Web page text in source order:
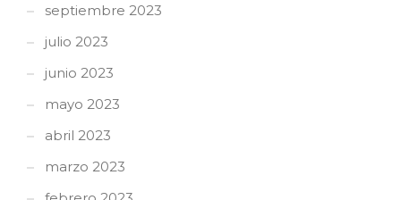
septiembre 2023
julio 2023
junio 2023
mayo 2023
abril 2023
marzo 2023